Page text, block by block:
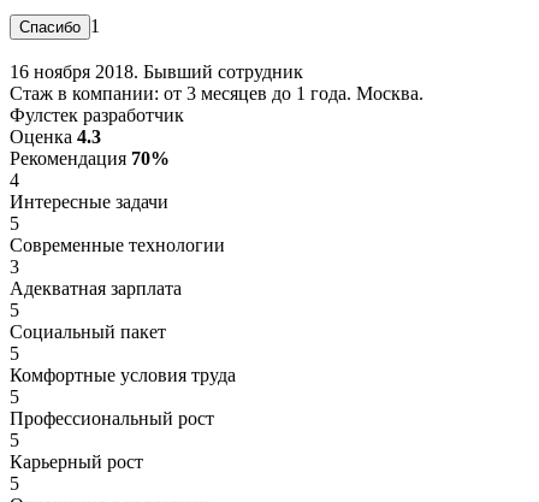
1
16 ноября 2018. Бывший сотрудник
Стаж в компании: от 3 месяцев до 1 года. Москва.
Фулстек разработчик
Оценка 4.3
Рекомендация 70%
4
Интересные задачи
5
Современные технологии
3
Адекватная зарплата
5
Социальный пакет
5
Комфортные условия труда
5
Профессиональный рост
5
Карьерный рост
5